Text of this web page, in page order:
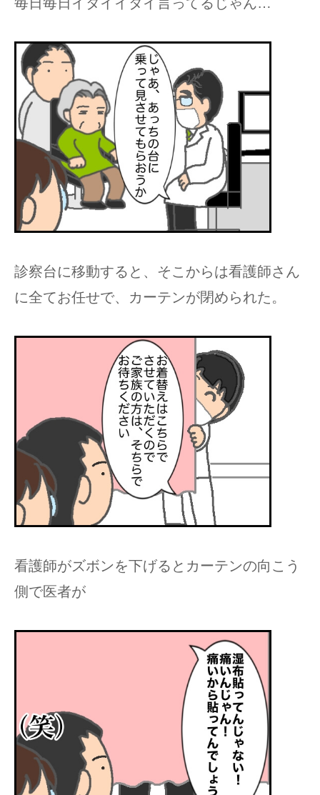
診察台に移動すると、そこからは看護師さん
に全てお任せで、カーテンが閉められた。
看護師がズボンを下げるとカーテンの向こう
側で医者が